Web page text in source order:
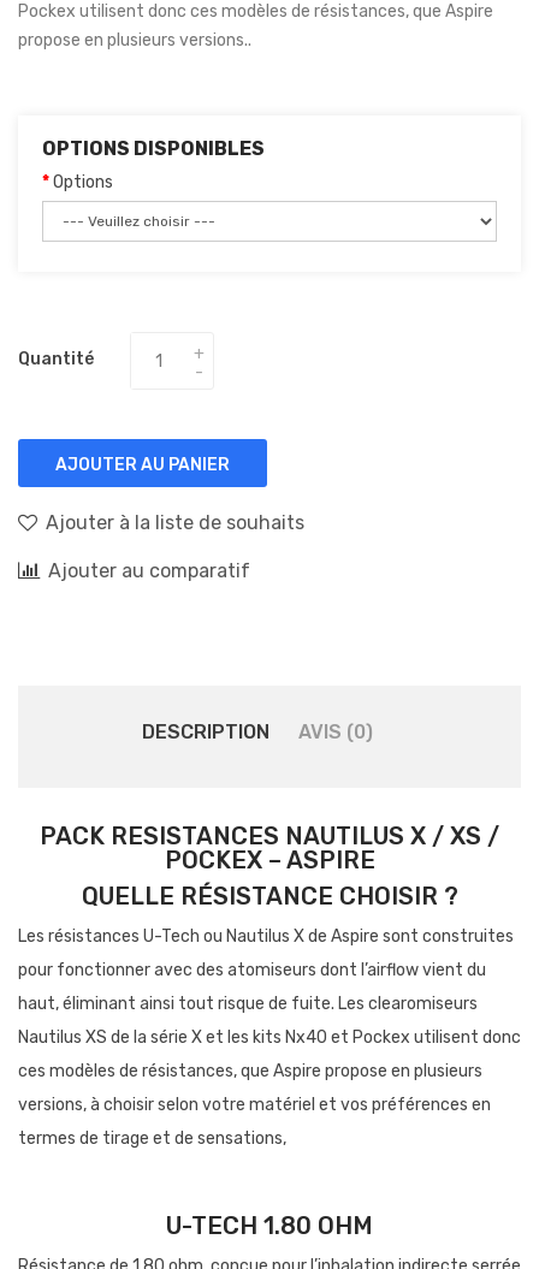
Pockex utilisent donc ces modèles de résistances, que Aspire
propose en plusieurs versions..
OPTIONS DISPONIBLES
Options
Quantité
AJOUTER AU PANIER
Ajouter à la liste de souhaits
Ajouter au comparatif
DESCRIPTION AVIS (0)
PACK RESISTANCES NAUTILUS X / XS /
POCKEX – ASPIRE
QUELLE RÉSISTANCE CHOISIR ?
Les résistances U-Tech ou Nautilus X de Aspire sont construites
pour fonctionner avec des atomiseurs dont l’airflow vient du
haut, éliminant ainsi tout risque de fuite. Les clearomiseurs
Nautilus XS de la série X et les kits Nx40 et Pockex utilisent donc
ces modèles de résistances, que Aspire propose en plusieurs
versions, à choisir selon votre matériel et vos préférences en
termes de tirage et de sensations,
U-TECH 1.80 OHM